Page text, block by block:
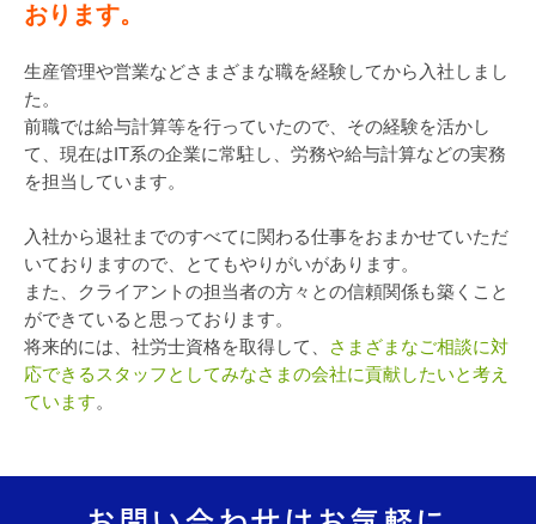
おります。
生産管理や営業などさまざまな職を経験してから入社しまし
た。
前職では給与計算等を行っていたので、その経験を活かし
て、現在はIT系の企業に常駐し、労務や給与計算などの実務
を担当しています。
入社から退社までのすべてに関わる仕事をおまかせていただ
いておりますので、とてもやりがいがあります。
また、クライアントの担当者の方々との信頼関係も築くこと
ができていると思っております。
将来的には、社労士資格を取得して、
さまざまなご相談に対
応できるスタッフとしてみなさまの会社に貢献したいと考え
ています。